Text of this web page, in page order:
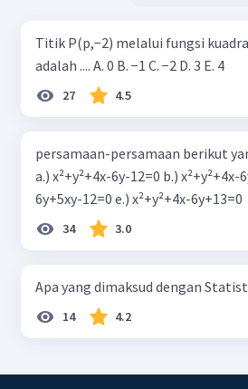
Titik P(p,−2) melalui fungsi
adalah .... A. 0 B. −1 C. −2 D. 3 E. 4
27 4.5
persamaan-persamaan berikut
a.) x²+y²+4x-6y-12=0 b.) x²+y²+4x-
6y+5xy-12=0 e.) x²+y²+4x-6y+13=0
34 3.0
Apa yang dimaksud dengan
14 4.2